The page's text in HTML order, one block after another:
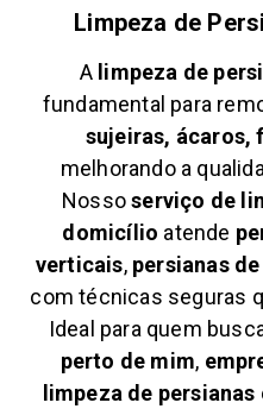
Limpeza de
A limpeza de
fundamental para
sujeiras, ácaros,
melhorando a
Nossoserviço de
domicílio atende
verticais, persianas
com técnicas seguras
Ideal para quem
perto de mim,
limpeza de persianas